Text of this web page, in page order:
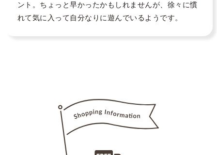
ント。ちょっと早かったかもしれませんが、徐々に慣
れて気に入って自分なりに遊んでいるようです。